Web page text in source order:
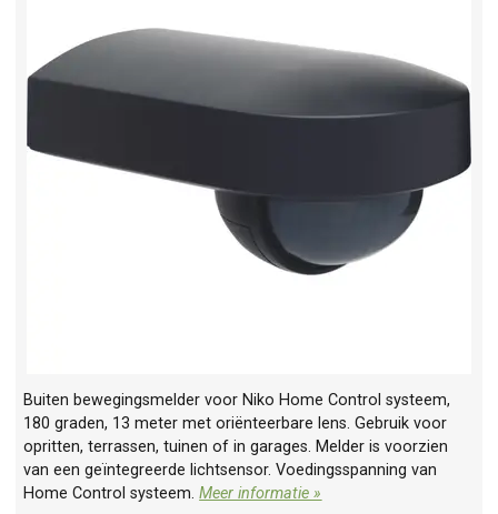
Buiten bewegingsmelder voor Niko Home Control systeem,
180 graden, 13 meter met oriënteerbare lens. Gebruik voor
opritten, terrassen, tuinen of in garages. Melder is voorzien
van een geïntegreerde lichtsensor. Voedingsspanning van
Home Control systeem.Meer informatie »